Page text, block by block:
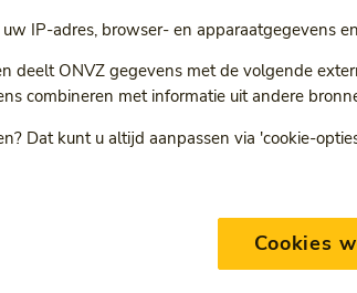
Ga met
21 september 2016
IP-adres, browser- en apparaatgegevens
deelt ONVZ gegevens met de volgende
combineren met informatie uit andere
Dat kunt u altijd aanpassen via 'cookie-
Cookies